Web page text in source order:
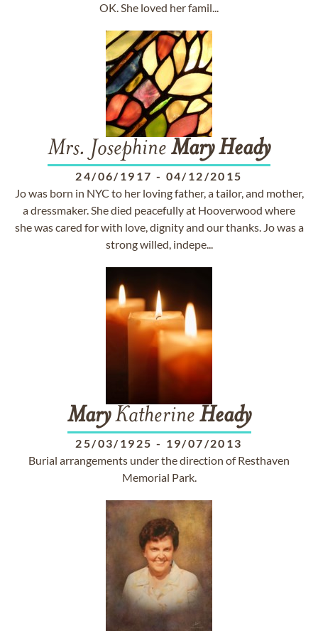
OK. She loved her famil...
Mrs. Josephine MaryHeady
24/06/1917 - 04/12/2015
Jo was born in NYC to her loving father, a tailor, and mother,
a dressmaker. She died peacefully at Hooverwood where
she was cared for with love, dignity and our thanks. Jo was a
strong willed, indepe...
MaryKatherine Heady
25/03/1925 - 19/07/2013
Burial arrangements under the direction of Resthaven
Memorial Park.